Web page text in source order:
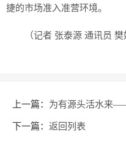
捷的市场准入准营环境。
（记者 张泰源 通讯员
上一篇： 为有源头活水来
岗工作纪实
下一篇： 返回列表